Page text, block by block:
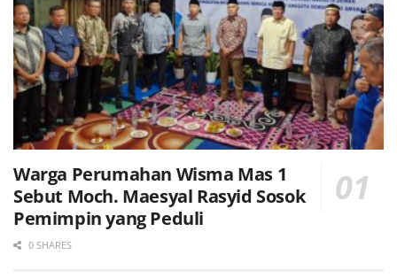
Warga Perumahan Wisma Mas 1
Sebut Moch. Maesyal Rasyid Sosok
Pemimpin yang Peduli
0 SHARES